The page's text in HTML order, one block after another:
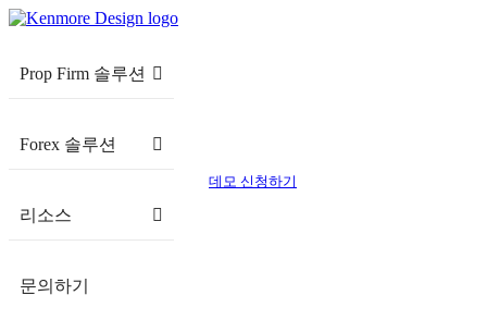
Prop Firm 솔루션
Forex 솔루션
리소스
문의하기
데모 신청하기